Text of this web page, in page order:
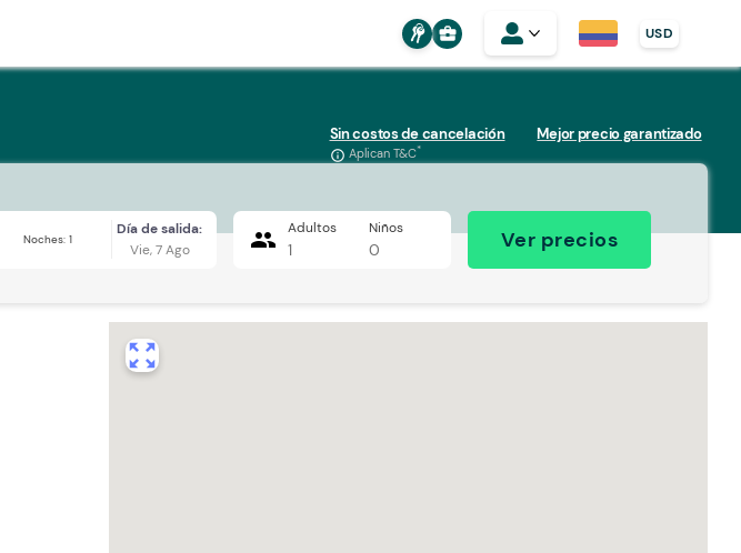
business_center USD
Sin costos de cancelación
info_outline Aplican T&C*
Mejor precio garantizado
Noches: 1
Día de salida:
Vie, 7 Ago
people Adultos
1
Niños
0 Ver precios
zoom_out_map